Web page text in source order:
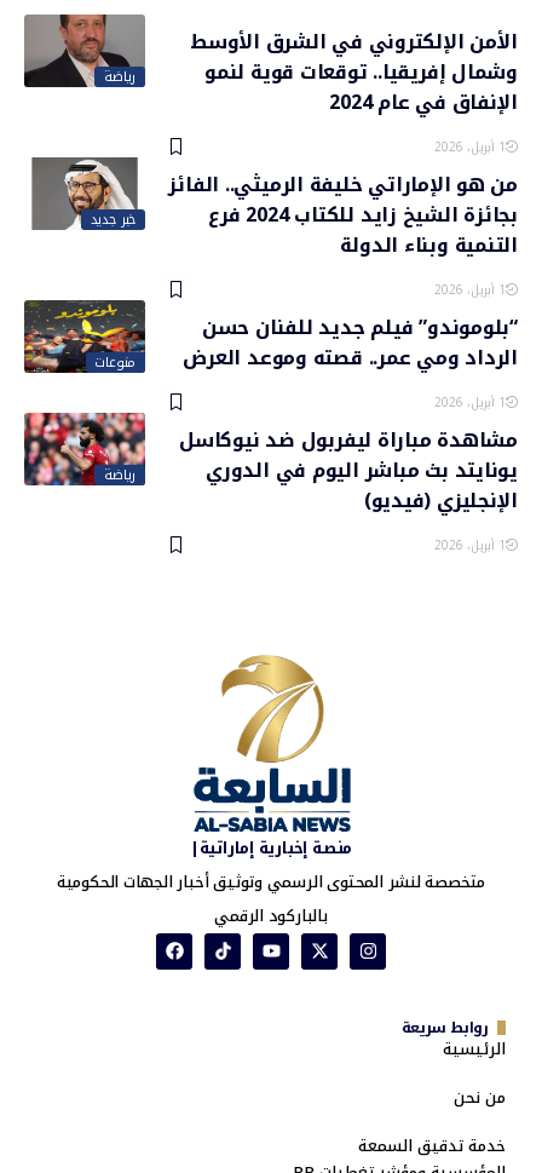
رياضة
الأمن الإلكتروني في الشرق الأوسط
وشمال إفريقيا.. توقعات قوية لنمو
الإنفاق في عام 2024
1 أبريل، 2026
خبر جديد
من هو الإماراتي خليفة الرميثي.. الفائز
بجائزة الشيخ زايد للكتاب 2024 فرع
التنمية وبناء الدولة
1 أبريل، 2026
منوعات
“بلوموندو” فيلم جديد للفنان حسن
الرداد ومي عمر.. قصته وموعد العرض
1 أبريل، 2026
رياضة
مشاهدة مباراة ليفربول ضد نيوكاسل
يونايتد بث مباشر اليوم في الدوري
الإنجليزي (فيديو)
1 أبريل، 2026
منصة إخبارية إماراتية|
متخصصة لنشر المحتوى الرسمي وتوثيق أخبار الجهات الحكومية
بالباركود الرقمي
روابط سريعة
الرئيسية
من نحن
خدمة تدقيق السمعة